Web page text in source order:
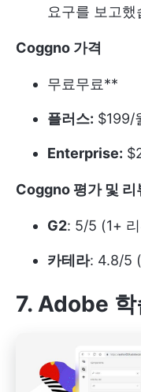
요구를 보고했
Coggno 가격
무료무료**
플러스: $199/
Enterprise:
Coggno 평가 및 리
G2: 5/5 (1+
카테라: 4.8/5
7. Adobe